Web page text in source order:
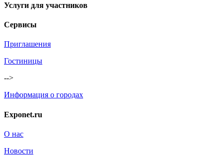
Услуги для участников
Сервисы
Приглашения
Гостиницы
-->
Информация о городах
Exponet.ru
О нас
Новости